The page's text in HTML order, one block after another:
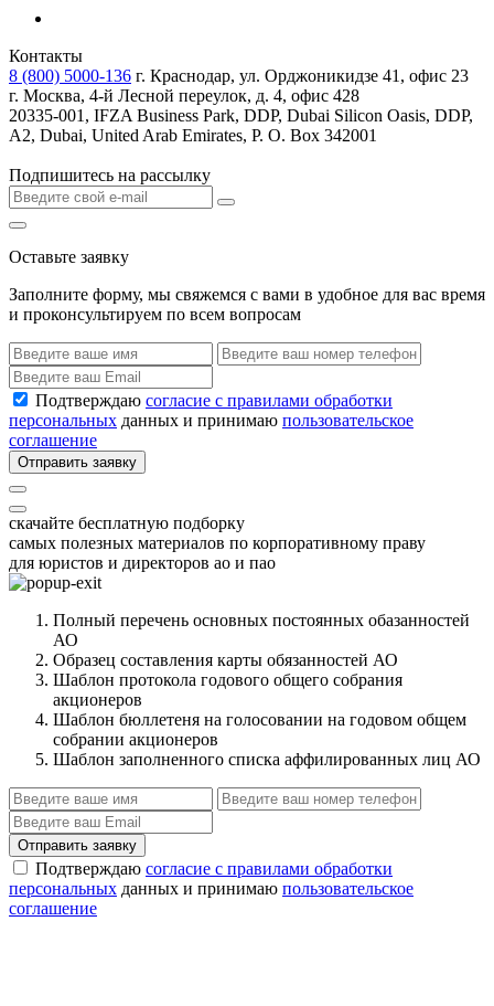
Контакты
8 (800) 5000-136 г. Краснодар, ул. Орджоникидзе 41, офис 23
г. Москва, 4-й Лесной переулок, д. 4, офис 428
20335-001, IFZA Business Park, DDP, Dubai Silicon Oasis, DDP,
A2, Dubai, United Arab Emirates, P. O. Box 342001
Подпишитесь на рассылку
Оставьте заявку
Заполните форму, мы свяжемся с вами в удобное для вас время
и проконсультируем по всем вопросам
Подтверждаю согласие с правилами обработки
персональных данных и принимаю пользовательское
соглашение
Отправить заявку
скачайте бесплатную подборку
самых полезных материалов по корпоративному праву
для юристов и директоров ао и пао
Полный перечень основных постоянных обазанностей
АО
Образец составления карты обязанностей АО
Шаблон протокола годового общего собрания
акционеров
Шаблон бюллетеня на голосовании на годовом общем
собрании акционеров
Шаблон заполненного списка аффилированных лиц АО
Отправить заявку
Подтверждаю согласие с правилами обработки
персональных данных и принимаю пользовательское
соглашение